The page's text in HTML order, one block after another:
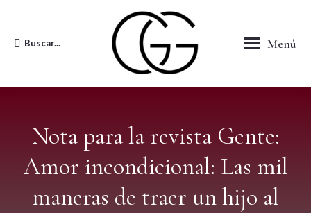
Menú
Buscar:
Buscar...
Nota para la revista Gente:
Amor incondicional: Las mil
maneras de traer un hijo al